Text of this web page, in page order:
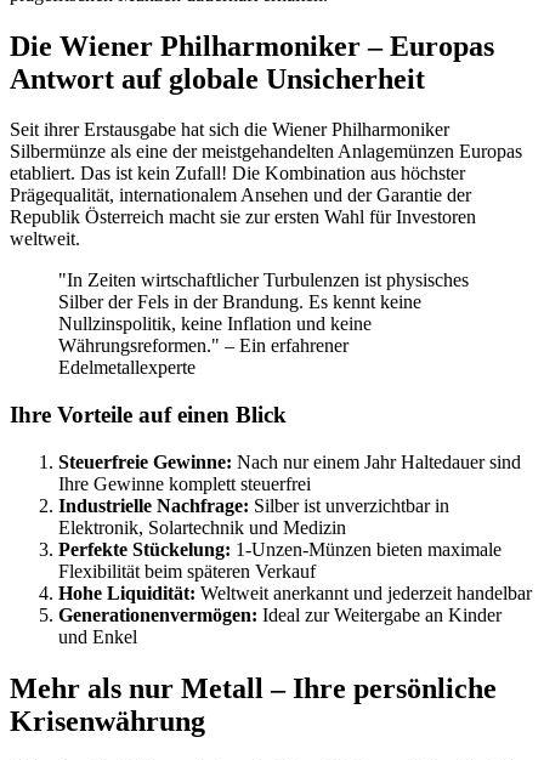
Die Wiener Philharmoniker – Europas
Antwort auf globale Unsicherheit
Seit ihrer Erstausgabe hat sich die Wiener Philharmoniker
Silbermünze als eine der meistgehandelten Anlagemünzen Europas
etabliert. Das ist kein Zufall! Die Kombination aus höchster
Prägequalität, internationalem Ansehen und der Garantie der
Republik Österreich macht sie zur ersten Wahl für Investoren
weltweit.
"In Zeiten wirtschaftlicher Turbulenzen ist physisches
Silber der Fels in der Brandung. Es kennt keine
Nullzinspolitik, keine Inflation und keine
Währungsreformen." – Ein erfahrener
Edelmetallexperte
Ihre Vorteile auf einen Blick
Steuerfreie Gewinne: Nach nur einem Jahr Haltedauer sind
Ihre Gewinne komplett steuerfrei
Industrielle Nachfrage: Silber ist unverzichtbar in
Elektronik, Solartechnik und Medizin
Perfekte Stückelung: 1-Unzen-Münzen bieten maximale
Flexibilität beim späteren Verkauf
Hohe Liquidität: Weltweit anerkannt und jederzeit handelbar
Generationenvermögen: Ideal zur Weitergabe an Kinder
und Enkel
Mehr als nur Metall – Ihre persönliche
Krisenwährung